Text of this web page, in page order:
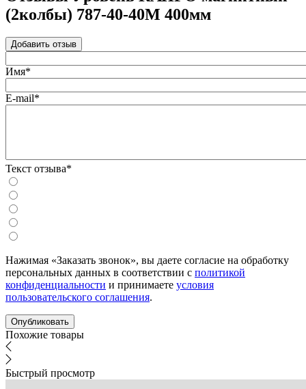
(2колбы) 787-40-40М 400мм
Добавить отзыв
Имя*
E-mail*
Текст отзыва*
Нажимая «Заказать звонок», вы даете согласие на обработку
персональных данных в соответствии с политикой
конфиденциальности и принимаете условия
пользовательского соглашения.
Похожие товары
Быстрый просмотр